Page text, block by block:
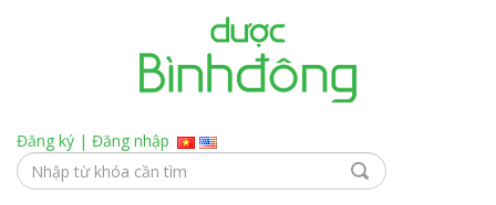
Đăng ký | Đăng nhập